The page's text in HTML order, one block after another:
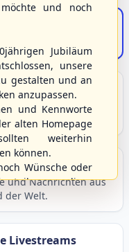
zu Baseball, Softball
und Nachrichten aus
der Welt.
Livestreams
möchte und noch
Jubiläum
unsere
gestalten und an
anzupassen.
und Kennworte
alten Homepage
weiterhin
können.
Wünsche oder
ihr uns diese
info@shbvnet.de